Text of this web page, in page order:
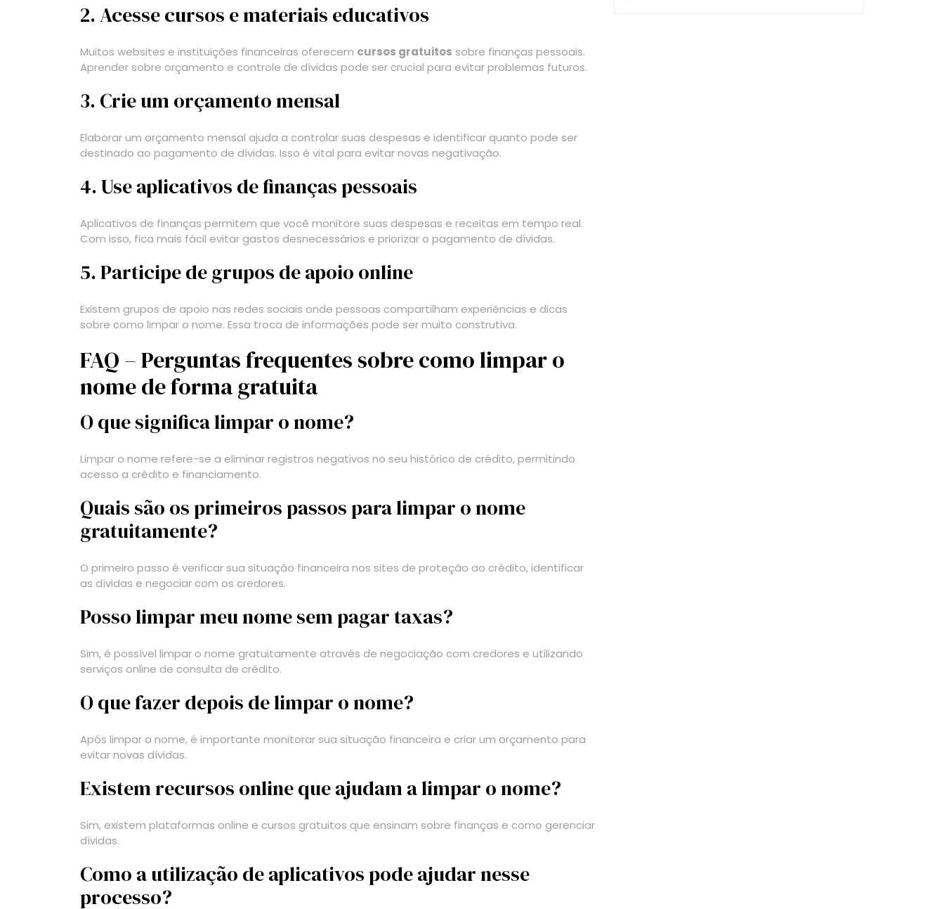
2. Acesse cursos e materiais educativos
Muitos websites e instituições financeiras oferecem cursos gratuitos sobre finanças pessoais.
Aprender sobre orçamento e controle de dívidas pode ser crucial para evitar problemas futuros.
3. Crie um orçamento mensal
Elaborar um orçamento mensal ajuda a controlar suas despesas e identificar quanto pode ser
destinado ao pagamento de dívidas. Isso é vital para evitar novas negativação.
4. Use aplicativos de finanças pessoais
Aplicativos de finanças permitem que você monitore suas despesas e receitas em tempo real.
Com isso, fica mais fácil evitar gastos desnecessários e priorizar o pagamento de dívidas.
5. Participe de grupos de apoio online
Existem grupos de apoio nas redes sociais onde pessoas compartilham experiências e dicas
sobre como limpar o nome. Essa troca de informações pode ser muito construtiva.
FAQ – Perguntas frequentes sobre como limpar o
nome de forma gratuita
O que significa limpar o nome?
Limpar o nome refere-se a eliminar registros negativos no seu histórico de crédito, permitindo
acesso a crédito e financiamento.
Quais são os primeiros passos para limpar o nome
gratuitamente?
O primeiro passo é verificar sua situação financeira nos sites de proteção ao crédito, identificar
as dívidas e negociar com os credores.
Posso limpar meu nome sem pagar taxas?
Sim, é possível limpar o nome gratuitamente através de negociação com credores e utilizando
serviços online de consulta de crédito.
O que fazer depois de limpar o nome?
Após limpar o nome, é importante monitorar sua situação financeira e criar um orçamento para
evitar novas dívidas.
Existem recursos online que ajudam a limpar o nome?
Sim, existem plataformas online e cursos gratuitos que ensinam sobre finanças e como gerenciar
dívidas.
Como a utilização de aplicativos pode ajudar nesse
processo?